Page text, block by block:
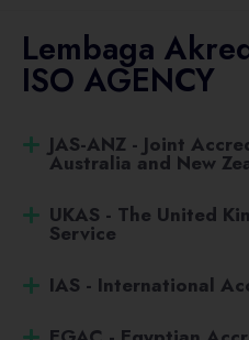
Lembaga
ISO AGENCY
JAS-ANZ - Joint
Australia and New
UKAS - The United
Service
IAS - International